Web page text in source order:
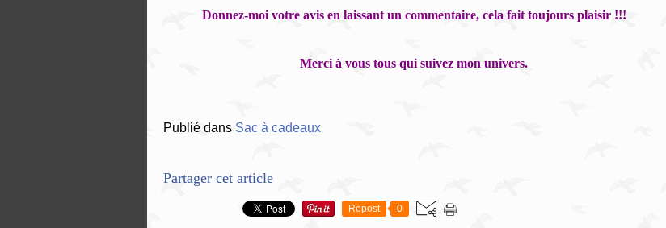
Donnez-moi votre avis en laissant un commentaire, cela fait toujours plaisir !!!
Merci à vous tous qui suivez mon univers.
Publié dans Sac à cadeaux
Partager cet article
Repost 0